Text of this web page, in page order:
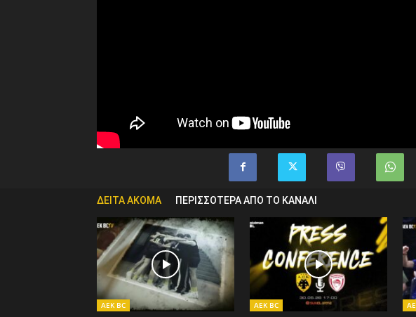
ΔΕΙΤΑ ΑΚΟΜΑ ΠΕΡΙΣΣΟΤΕΡΑ ΑΠΟ ΤΟ ΚΑΝΑΛΙ
AEK BC AEK BC